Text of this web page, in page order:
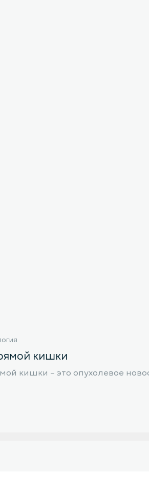
кишки
кишки – это опухолевое